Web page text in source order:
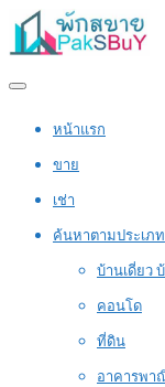
หน้าแรก
ขาย
เช่า
ค้นหาตามประเภท
บ้านเดี่ยว
คอนโด
ที่ดิน
อาคารพา